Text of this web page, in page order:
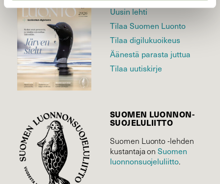
Uusin lehti
Tilaa Suomen Luonto
Tilaa digilukuoikeus
Äänestä parasta juttua
Tilaa uutiskirje
SUOMEN LUONNON­
SUOJELU­LIITTO
Suomen Luonto -lehden
kustantaja onSuomen
luonnonsuojelu­liitto.